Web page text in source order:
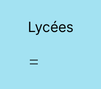
Lycées